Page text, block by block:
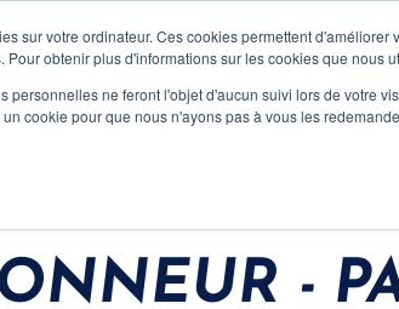
sur votre ordinateur. Ces cookies permettent
Pour obtenir plus d'informations sur les cookies que nous
personnelles ne feront l'objet d'aucun suivi lors de votre
cookie pour que nous n'ayons pas à vous les
Advisory Capital
-